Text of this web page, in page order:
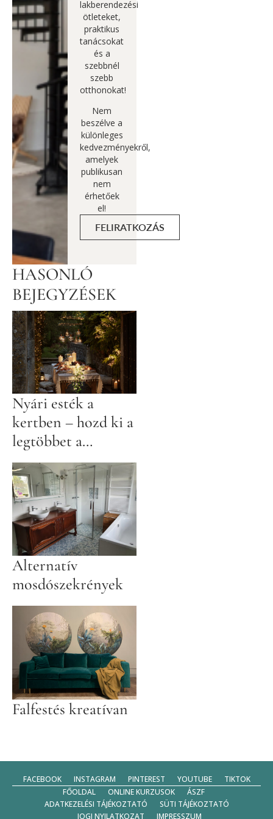
lakberendezési
ötleteket,
praktikus
tanácsokat
és a
szebbnél
szebb
otthonokat!
Nem
beszélve a
különleges
kedvezményekről,
amelyek
publikusan
nem
érhetőek
el!
FELIRATKOZÁS
HASONLÓ
BEJEGYZÉSEK
Nyári esték a
kertben – hozd ki a
legtöbbet a
szabadtéri
lehetőségekből!
Alternatív
mosdószekrények
Falfestés kreatívan
FACEBOOK INSTAGRAM PINTEREST YOUTUBE
TIKTOK
FŐOLDAL
ONLINE KURZUSOK
ÁSZF
ADATKEZELÉSI TÁJÉKOZTATÓ
SÜTI TÁJÉKOZTATÓ
JOGI NYILATKOZAT
IMPRESSZUM